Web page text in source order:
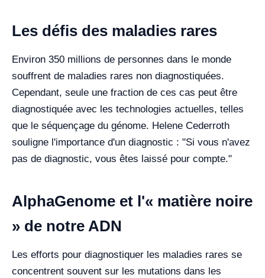
Les défis des maladies rares
Environ 350 millions de personnes dans le monde
souffrent de maladies rares non diagnostiquées.
Cependant, seule une fraction de ces cas peut être
diagnostiquée avec les technologies actuelles, telles
que le séquençage du génome. Helene Cederroth
souligne l'importance d'un diagnostic : "Si vous n'avez
pas de diagnostic, vous êtes laissé pour compte."
AlphaGenome et l'« matière noire
» de notre ADN
Les efforts pour diagnostiquer les maladies rares se
concentrent souvent sur les mutations dans les